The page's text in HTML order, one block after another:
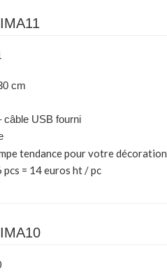
cm
USB fourni
tendance pour votre décoration
= 14 euros ht / pc